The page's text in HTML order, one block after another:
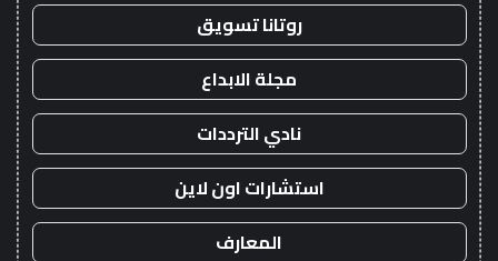
روتانا تسويق
مجلة الابداع
نادي الترددات
استشارات اون لاين
المعارف